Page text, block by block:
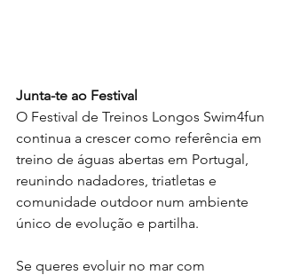
Junta-te ao Festival
O Festival de Treinos Longos Swim4fun
continua a crescer como referência em
treino de águas abertas em Portugal,
reunindo nadadores, triatletas e
comunidade outdoor num ambiente
único de evolução e partilha.
Se queres evoluir no mar com